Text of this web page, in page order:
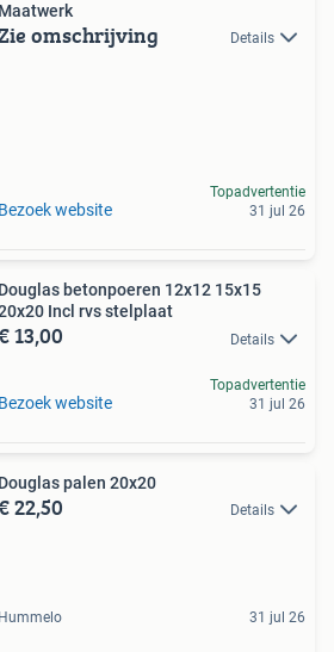
Maatwerk
omschrijving Details
Bezoek website
Topadvertentie
31 jul 26
Douglas betonpoeren 12x12 15x15
20x20 Incl rvs stelplaat
13,00 Details
Bezoek website
Topadvertentie
31 jul 26
Douglas palen 20x20
22,50 Details
Hummelo 31 jul 26